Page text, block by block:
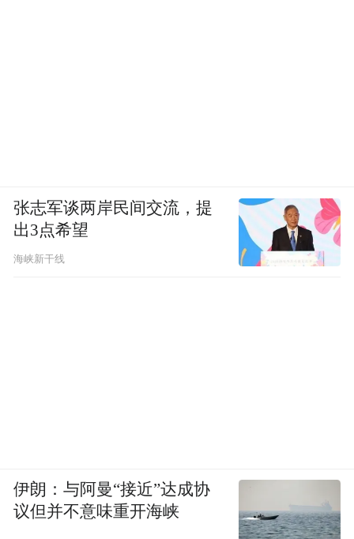
张志军谈两岸民间交流，提
出3点希望
海峡新干线
伊朗：与阿曼“接近”达成协
议但并不意味重开海峡